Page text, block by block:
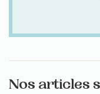
Nos articles